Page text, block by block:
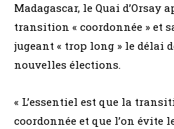
Madagascar, le Quai d’Orsay
transition « coordonnée » et
jugeant « trop long » le délai
nouvelles élections.
« L’essentiel est que la
coordonnée et que l’on évite